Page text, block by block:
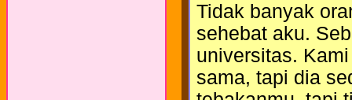
Tidak banyak
sehebat aku.
universitas.
sama, tapi dia